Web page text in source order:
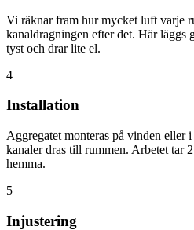
Vi räknar fram hur mycket luft varje
kanaldragningen efter det. Här läggs
tyst och drar lite el.
4
Installation
Aggregatet monteras på vinden eller
kanaler dras till rummen. Arbetet tar
hemma.
5
Injustering